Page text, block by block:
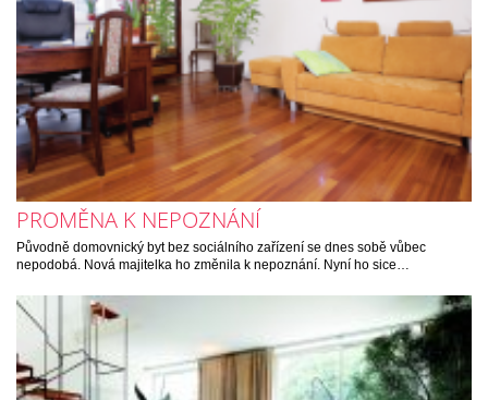
PROMĚNA K NEPOZNÁNÍ
Původně domovnický byt bez sociálního zařízení se dnes sobě vůbec
nepodobá. Nová majitelka ho změnila k nepoznání. Nyní ho sice…